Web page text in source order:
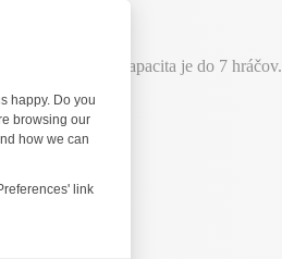
veku 1 rok. Kapacita je do 7 hráčov.